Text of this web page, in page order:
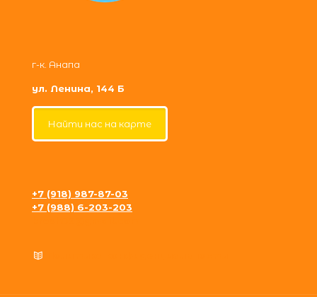
г-к. Анапа
ул. Ленина, 144 Б
Найти нас на карте
+7 (918) 987-87-03
+7 (988) 6-203-203